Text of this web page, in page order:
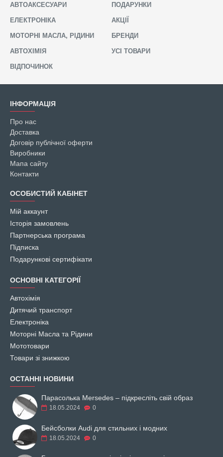
АВТОАКСЕСУАРИ
ЕЛЕКТРОНІКА
МОТОРНІ МАСЛА, РІДИНИ
АВТОХІМІЯ
ВІДПОЧИНОК
ПОДАРУНКИ
АКЦІЇ
БРЕНДИ
УСІ ТОВАРИ
ІНФОРМАЦІЯ
Про нас
Доставка
Договір публічної оферти
Виробники
Мапа сайту
Контакти
ОСОБИСТИЙ КАБІНЕТ
Мій аккаунт
Історія замовлень
Партнерська програма
Підписка
Подарункові сертифікати
ОСНОВНІ КАТЕГОРІЇ
Автохімія
Дитячий транспорт
Електроніка
Моторні Масла та Рідини
Мототовари
Товари зі знижкою
ОСТАННІ НОВИНИ
Парасолька Mersedes – підкресліть свій образ
18.05.2024 0
Бейсболки Audi для стильних і модних
18.05.2024 0